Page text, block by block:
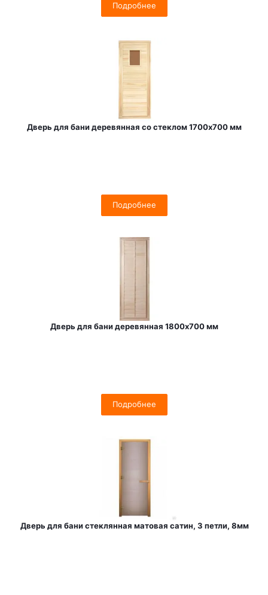
Подробнее
Дверь для бани деревянная со стеклом 1700х700 мм
Подробнее
Дверь для бани деревянная 1800х700 мм
Подробнее
Дверь для бани стеклянная матовая сатин, 3 петли, 8мм